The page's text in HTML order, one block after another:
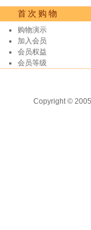
首次购物
购物演示
加入会员
会员权益
会员等级
Copyright ©